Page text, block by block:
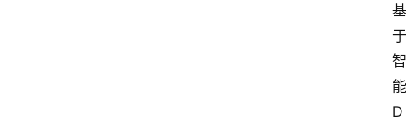
基
于
智
能
D